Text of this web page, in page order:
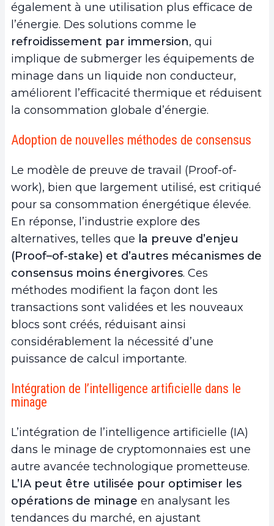
également à une utilisation plus efficace de
l’énergie. Des solutions comme le
refroidissement par immersion, qui
implique de submerger les équipements de
minage dans un liquide non conducteur,
améliorent l’efficacité thermique et réduisent
la consommation globale d’énergie.
Adoption de nouvelles méthodes de consensus
Le modèle de preuve de travail (Proof-of-
work), bien que largement utilisé, est critiqué
pour sa consommation énergétique élevée.
En réponse, l’industrie explore des
alternatives, telles que la preuve d’enjeu
(Proof–of-stake) et d’autres mécanismes de
consensus moins énergivores. Ces
méthodes modifient la façon dont les
transactions sont validées et les nouveaux
blocs sont créés, réduisant ainsi
considérablement la nécessité d’une
puissance de calcul importante.
Intégration de l’intelligence artificielle dans le
minage
L’intégration de l’intelligence artificielle (IA)
dans le minage de cryptomonnaies est une
autre avancée technologique prometteuse.
L’IA peut être utilisée pour optimiser les
opérations de minage en analysant les
tendances du marché, en ajustant